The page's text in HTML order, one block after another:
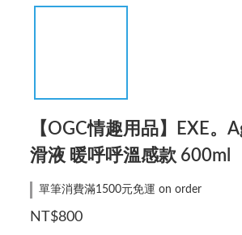
【OGC情趣用品】EXE。
滑液 暖呼呼溫感款 600ml
單筆消費滿1500元免運 on order
NT$800